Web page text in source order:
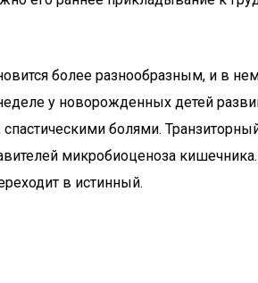
более разнообразным, и в
у новорожденных детей
болями.
микробиоценоза
в истинный.